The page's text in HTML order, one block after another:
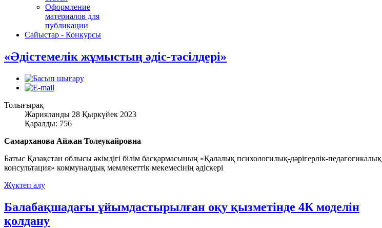
Оформление
материалов для
публикации
Сайыстар - Конкурсы
«Әдістемелік жұмыстың әдіс-тәсілдері»
Толығырақ
Жарияланды 28 Қыркүйек 2023
Қаралды: 756
Самарханова Айжан Толеукайровна
Батыс Қазақстан облысы әкімдігі білім басқармасының «Қалалық психологилық-дәрігерлік-педагогикалық
консультация» коммуналдық мемлекеттік мекемесінің әдіскері
Жүктеп алу
Балабақшадағы ұйымдастырылған оқу қызметінде 4К моделін
қолдану